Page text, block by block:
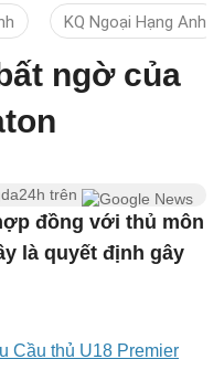
KQ Ngoại Hạng Anh
ngờ của
trên
đồng với thủ môn
là quyết định gây
Cầu thủ U18 Premier